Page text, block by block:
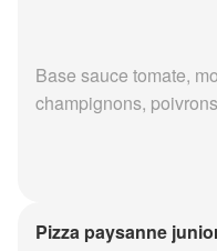
Base sauce tomate,
champignons,
Pizza paysanne